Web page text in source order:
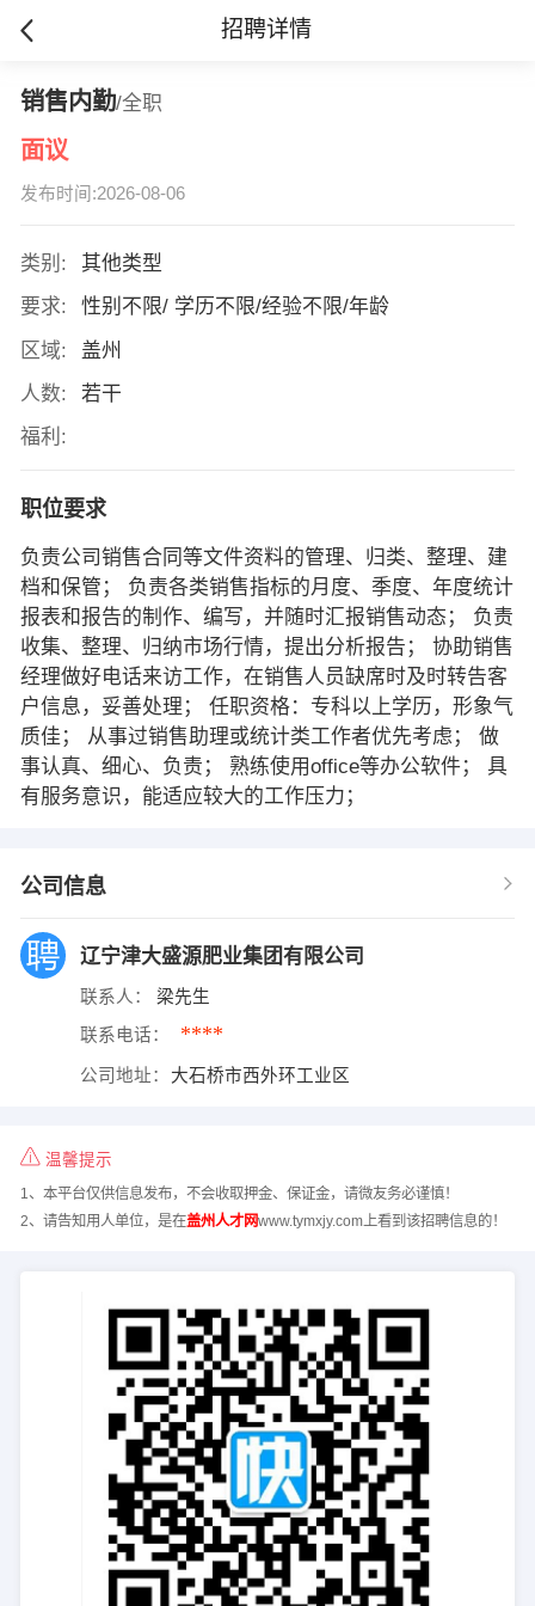
招聘详情
销售内勤/全职
面议
发布时间:2026-08-06
类别:
其他类型
要求:
性别不限/ 学历不限/经验不限/年龄
区域:
盖州
人数:
若干
福利:
职位要求
负责公司销售合同等文件资料的管理、归类、整理、建
档和保管； 负责各类销售指标的月度、季度、年度统计
报表和报告的制作、编写，并随时汇报销售动态； 负责
收集、整理、归纳市场行情，提出分析报告； 协助销售
经理做好电话来访工作，在销售人员缺席时及时转告客
户信息，妥善处理； 任职资格：专科以上学历，形象气
质佳； 从事过销售助理或统计类工作者优先考虑； 做
事认真、细心、负责； 熟练使用office等办公软件； 具
有服务意识，能适应较大的工作压力；
公司信息
辽宁津大盛源肥业集团有限公司
联系人： 梁先生
联系电话： ****
公司地址： 大石桥市西外环工业区
温馨提示
1、本平台仅供信息发布，不会收取押金、保证金，请微友务必谨慎！
2、请告知用人单位，是在盖州人才网www.tymxjy.com上看到该招聘信息的！